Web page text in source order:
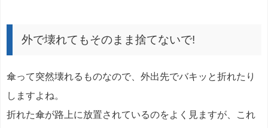
外で壊れてもそのまま捨てないで!
傘って突然壊れるものなので、外出先でバキッと折れたり
しますよね。
折れた傘が路上に放置されているのをよく見ますが、これ